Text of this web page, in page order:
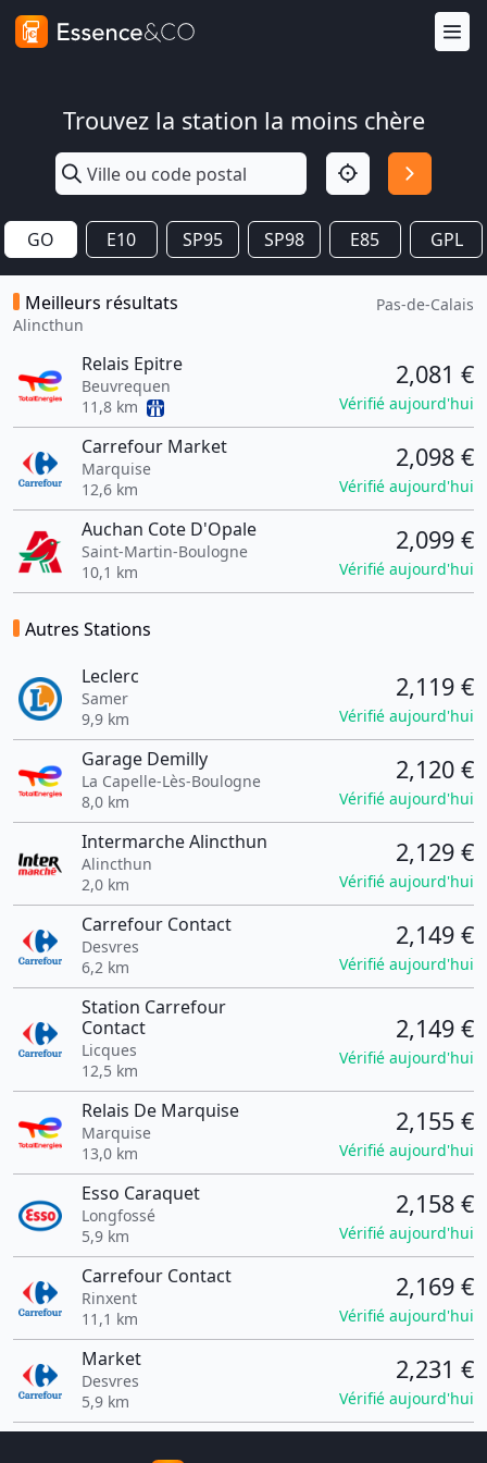
Trouvez la station la moins chère
GO E10 SP95 SP98 E85 GPL
Meilleurs résultats
Alincthun
Pas-de-Calais
Relais Epitre
Beuvrequen
11,8 km
2,081 €
Vérifié aujourd'hui
Carrefour Market
Marquise
12,6 km
2,098 €
Vérifié aujourd'hui
Auchan Cote D'Opale
Saint-Martin-Boulogne
10,1 km
2,099 €
Vérifié aujourd'hui
Autres Stations
Leclerc
Samer
9,9 km
2,119 €
Vérifié aujourd'hui
Garage Demilly
La Capelle-Lès-Boulogne
8,0 km
2,120 €
Vérifié aujourd'hui
Intermarche Alincthun
Alincthun
2,0 km
2,129 €
Vérifié aujourd'hui
Carrefour Contact
Desvres
6,2 km
2,149 €
Vérifié aujourd'hui
Station Carrefour
Contact
Licques
12,5 km
2,149 €
Vérifié aujourd'hui
Relais De Marquise
Marquise
13,0 km
2,155 €
Vérifié aujourd'hui
Esso Caraquet
Longfossé
5,9 km
2,158 €
Vérifié aujourd'hui
Carrefour Contact
Rinxent
11,1 km
2,169 €
Vérifié aujourd'hui
Market
Desvres
5,9 km
2,231 €
Vérifié aujourd'hui